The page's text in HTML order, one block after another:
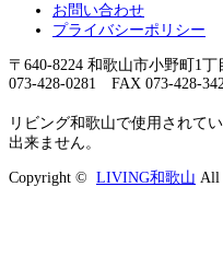
お問い合わせ
プライバシーポリシー
〒640-8224 和歌山市小野町1
073-428-0281 FAX 073-428-
リビング和歌山で使用されて
出来ません。
Copyright © LIVING和歌山 All